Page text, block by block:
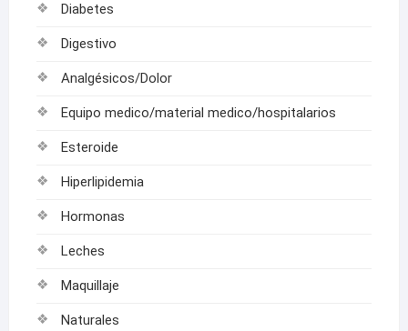
Diabetes
Digestivo
Analgésicos/Dolor
Equipo medico/material medico/hospitalarios
Esteroide
Hiperlipidemia
Hormonas
Leches
Maquillaje
Naturales